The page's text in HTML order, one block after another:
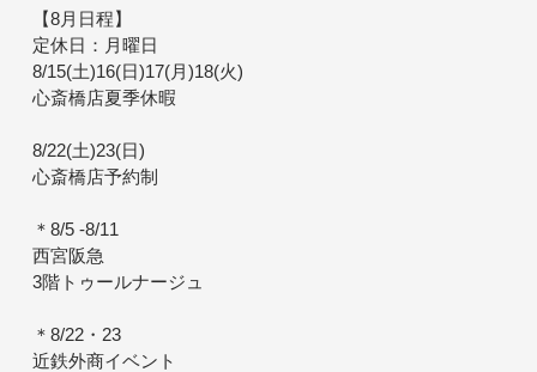
【8月日程】
定休日：月曜日
8/15(土)16(日)17(月)18(火)
心斎橋店夏季休暇
8/22(土)23(日)
心斎橋店予約制
＊8/5 -8/11
西宮阪急
3階トゥールナージュ
＊8/22・23
近鉄外商イベント